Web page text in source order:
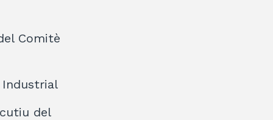
Comitè
Industrial
del